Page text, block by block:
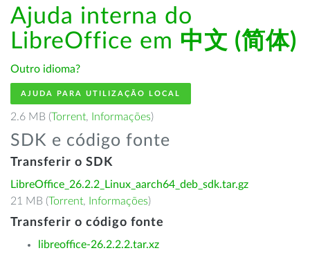
Ajuda interna do
LibreOffice em 中文 (简体)
Outro idioma?
AJUDA PARA UTILIZAÇÃO LOCAL
2.6 MB (Torrent, Informações)
SDK e código fonte
Transferir o SDK
LibreOffice_26.2.2_Linux_aarch64_deb_sdk.tar.gz
21 MB (Torrent, Informações)
Transferir o código fonte
libreoffice-26.2.2.2.tar.xz